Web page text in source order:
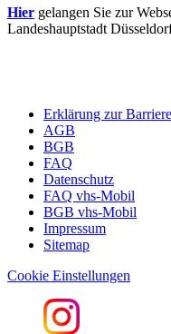
Hier gelangen Sie zur
Landeshauptstadt
Erklärung zur
AGB
BGB
FAQ
Datenschutz
FAQ vhs-Mobil
BGB vhs-Mobil
Impressum
Sitemap
Cookie Einstellungen